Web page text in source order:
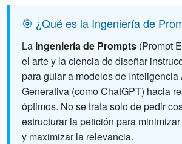
🎯 ¿Qué es la Ingeniería de
La Ingeniería de Prompts (Prompt
el arte y la ciencia de diseñar
para guiar a modelos de Inteligencia
Generativa (como ChatGPT) hacia
óptimos. No se trata solo de pedir
estructurar la petición para
y maximizar la relevancia.